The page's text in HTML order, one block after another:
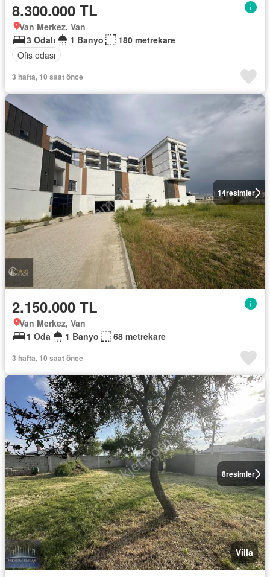
8.300.000 TL
Van Merkez, Van
3 Odalı
1 Banyo
180 metrekare
Ofis odası
3 hafta, 10 saat önce
14resimler
2.150.000 TL
Van Merkez, Van
1 Oda
1 Banyo 68 metrekare
3 hafta, 10 saat önce
8resimler
Villa